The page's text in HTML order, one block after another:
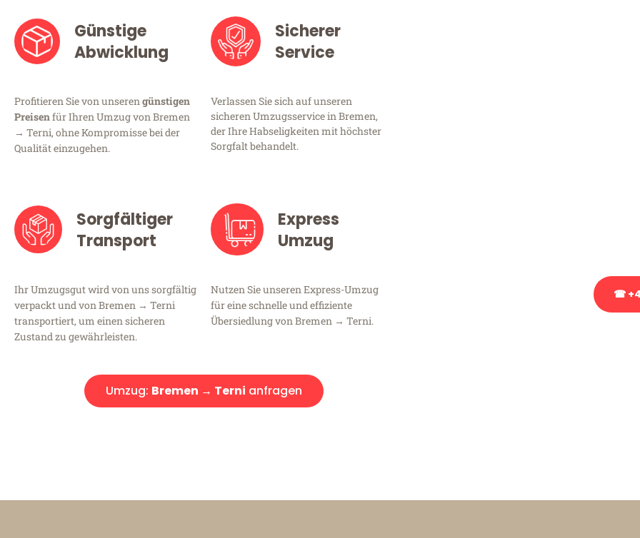
Günstige
Abwicklung
Profitieren Sie von unserengünstigen
Preisenfür Ihren Umzug von Bremen
→ Terni, ohne Kompromisse bei der
Qualität einzugehen.
Sicherer
Service
Verlassen Sie sich auf unseren
sicheren Umzugsservice in Bremen,
der Ihre Habseligkeiten mit höchster
Sorgfalt behandelt.
Sorgfältiger
Transport
Ihr Umzugsgut wird von uns sorgfältig
verpackt und von Bremen → Terni
transportiert, um einen sicheren
Zustand zu gewährleisten.
Express
Umzug
Nutzen Sie unseren Express-Umzug
für eine schnelle und effiziente
Übersiedlung von Bremen → Terni.
Umzug: Bremen → Terni anfragen
☎